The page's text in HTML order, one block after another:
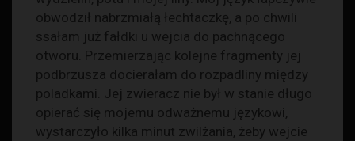
obwodził nabrzmiałą łechtaczkę, a po chwili
ssałam już fałdki u wejcia do pachnącego
otworu. Przemierzając kolejne fragmenty jej
podbrzusza docierałam do rozpadliny między
poladkami. Jej zwieracz nie był w stanie długo
opierać się mojemu odważnemu językowi,
wystarczyło kilka minut zwilżania, żeby wejcie